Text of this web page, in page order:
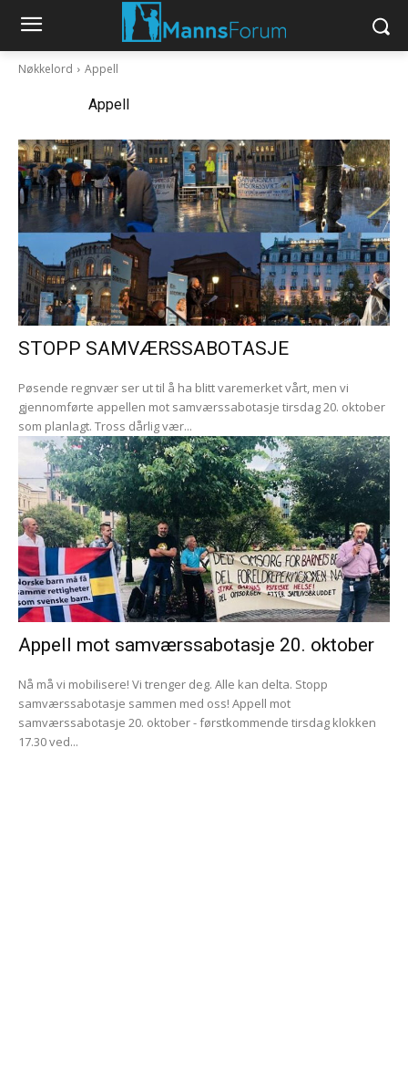
Nøkkelord Appell
Appell
STOPP SAMVÆRSSABOTASJE
Pøsende regnvær ser ut til å ha blitt varemerket vårt, men vi
gjennomførte appellen mot samværssabotasje tirsdag 20. oktober
som planlagt. Tross dårlig vær...
Appell mot samværssabotasje 20. oktober
Nå må vi mobilisere! Vi trenger deg. Alle kan delta. Stopp
samværssabotasje sammen med oss! Appell mot
samværssabotasje 20. oktober - førstkommende tirsdag klokken
17.30 ved...